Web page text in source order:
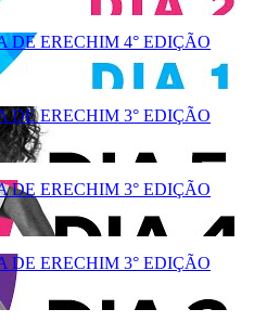
DE ERECHIM 4° EDIÇÃO
DE ERECHIM 3° EDIÇÃO
DE ERECHIM 3° EDIÇÃO
DE ERECHIM 3° EDIÇÃO